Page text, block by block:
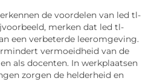
de voordelen van led tl-
merken dat led tl-
een verbeterde leeromgeving.
vermoeidheid van de
als docenten. In werkplaatsen
zorgen de helderheid en